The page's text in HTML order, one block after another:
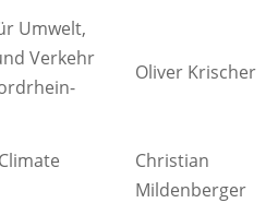
Umwelt,
Verkehr
Oliver Krischer
Christian
Mildenberger